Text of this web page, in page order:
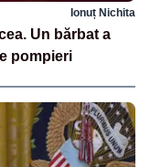
Ionuț Nichita
Un bărbat a
pompieri